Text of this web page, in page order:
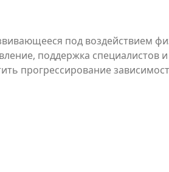
под воздействием
поддержка специалистов
прогрессирование